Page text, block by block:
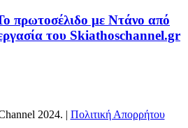
με Ντάνο από
του Skiathoschannel.gr
2024. | Πολιτική Απορρήτου